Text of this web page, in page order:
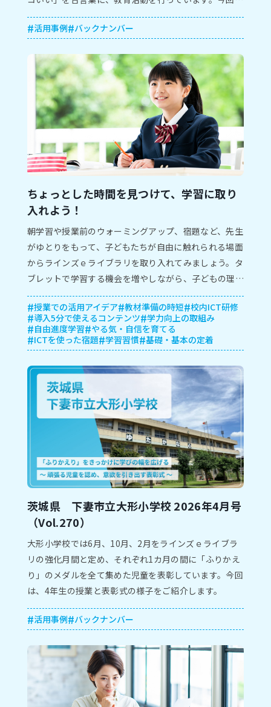
は、ラインズｅライブラリを朝学習・終学活・授業で活
⽤した実践をご紹介します。
活用事例 バックナンバー
ちょっとした時間を見つけて、学習に取り
入れよう！
朝学習や授業前のウォーミングアップ、宿題など、先生
がゆとりをもって、子どもたちが自由に触れられる場面
からラインズｅライブラリを取り入れてみましょう。タ
ブレットで学習する機会を増やしながら、子どもの理解
度に合わせて知識を定着させる活用例を紹介します。
授業での活用アイデア 教材準備の時短 校内ICT研修
導入5分で使えるコンテンツ 学力向上の取組み
自由進度学習
やる気・自信を育てる
ICTを使った宿題 学習習慣 基礎・基本の定着
茨城県 下妻市⽴⼤形⼩学校 2026年4⽉号
（Vol.270）
⼤形⼩学校では6⽉、10⽉、2⽉をラインズｅライブラ
リの強化⽉間と定め、それぞれ1カ⽉の間に「ふりかえ
り」のメダルを全て集めた児童を表彰しています。今回
は、4年⽣の授業と表彰式の様⼦をご紹介します。
活用事例 バックナンバー